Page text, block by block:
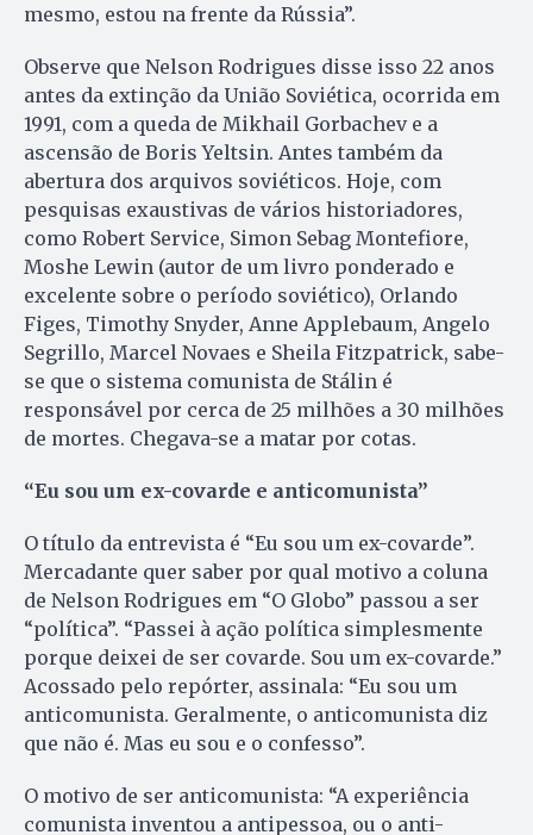
mesmo, estou na frente da Rússia”.
Observe que Nelson Rodrigues disse isso 22 anos
antes da extinção da União Soviética, ocorrida em
1991, com a queda de Mikhail Gorbachev e a
ascensão de Boris Yeltsin. Antes também da
abertura dos arquivos soviéticos. Hoje, com
pesquisas exaustivas de vários historiadores,
como Robert Service, Simon Sebag Montefiore,
Moshe Lewin (autor de um livro ponderado e
excelente sobre o período soviético), Orlando
Figes, Timothy Snyder, Anne Applebaum, Angelo
Segrillo, Marcel Novaes e Sheila Fitzpatrick, sabe-
se que o sistema comunista de Stálin é
responsável por cerca de 25 milhões a 30 milhões
de mortes. Chegava-se a matar por cotas.
“Eu sou um ex-covarde e anticomunista”
O título da entrevista é “Eu sou um ex-covarde”.
Mercadante quer saber por qual motivo a coluna
de Nelson Rodrigues em “O Globo” passou a ser
“política”. “Passei à ação política simplesmente
porque deixei de ser covarde. Sou um ex-covarde.”
Acossado pelo repórter, assinala: “Eu sou um
anticomunista. Geralmente, o anticomunista diz
que não é. Mas eu sou e o confesso”.
O motivo de ser anticomunista: “A experiência
comunista inventou a antipessoa, ou o anti-